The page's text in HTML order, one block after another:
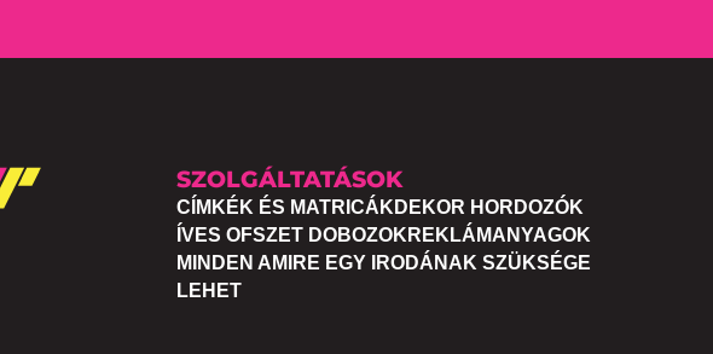
SZOLGÁLTATÁSOK
CÍMKÉK ÉS MATRICÁK DEKOR HORDOZÓK
ÍVES OFSZET DOBOZOK REKLÁMANYAGOK
MINDEN AMIRE EGY IRODÁNAK SZÜKSÉGE
LEHET